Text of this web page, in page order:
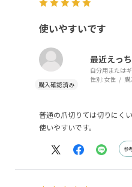
使いやすいです
最近えっ
自分用または
性別:女性 購
普通の爪切りては切りにく
使いやすいです。
参